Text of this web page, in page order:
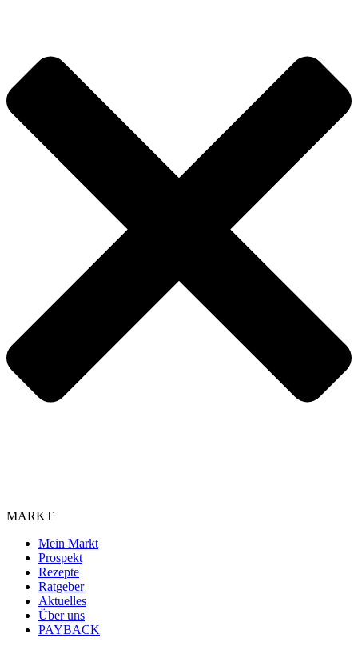
MARKT
Mein Markt
Prospekt
Rezepte
Ratgeber
Aktuelles
Über uns
PAYBACK